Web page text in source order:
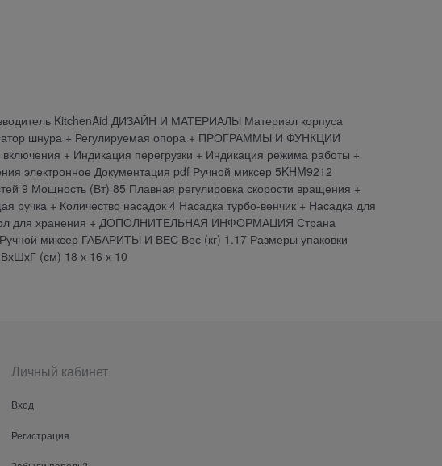
KitchenAid ДИЗАЙН И МАТЕРИАЛЫ Материал корпуса
шнура + Регулируемая опора + ПРОГРАММЫ И ФУНКЦИИ
+ Индикация перегрузки + Индикация режима работы +
электронное Документация pdf Ручной миксер 5KHM9212
9 Мощность (Вт) 85 Плавная регулировка скорости вращения +
+ Количество насадок 4 Насадка турбо-венчик + Насадка для
для хранения + ДОПОЛНИТЕЛЬНАЯ ИНФОРМАЦИЯ Страна
миксер ГАБАРИТЫ И ВЕС Вес (кг) 1.17 Размеры упаковки
(см) 18 х 16 х 10
Личный кабинет
Вход
Регистрация